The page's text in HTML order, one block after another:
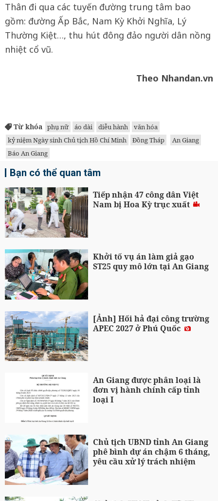
Thân đi qua các tuyến đường trung tâm bao
gồm: đường Ấp Bắc, Nam Kỳ Khởi Nghĩa, Lý
Thường Kiệt…, thu hút đông đảo người dân nồng
nhiệt cổ vũ.
Theo Nhandan.vn
Từ khóa phụ nữ áo dài diễu hành
văn hóa
kỷ niệm Ngày sinh Chủ tịch Hồ Chí Minh
Đồng Tháp
An Giang
Báo An Giang
Bạn có thể quan tâm
Tiếp nhận 47 công dân Việt
Nam bị Hoa Kỳ trục xuất
Khởi tố vụ án làm giả gạo
ST25 quy mô lớn tại An Giang
[Ảnh] Hối hả đại công trường
APEC 2027 ở Phú Quốc
An Giang được phân loại là
đơn vị hành chính cấp tỉnh
loại I
Chủ tịch UBND tỉnh An Giang
phê bình dự án chậm 6 tháng,
yêu cầu xử lý trách nhiệm